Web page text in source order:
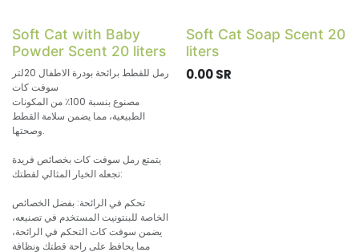
Soft Cat with Baby
Powder Scent 20 liters
رمل للقطط برائحة بودرة الاطفال 20لتر
سوفت كات
مصنوع بنسبة 100٪ من المكونات
الطبيعية، مما يضمن سلامة القطط
وصحتها.
يتمتع رمل سوفت كات بخصائص فريدة
تجعله الخيار المثالي لقطتك:
تحكم في الرائحة: بفضل الخصائص
الخاصة للبنتونيت المستخدم في تصنيعه،
يضمن سوفت كات التحكم في الرائحة،
مما يحافظ على راحة قطتك ونظافة
Soft Cat Soap Scent 20
liters
0.00SR